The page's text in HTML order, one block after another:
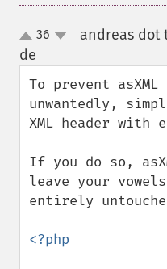
up36
andreas dot
de
To prevent
unwantedly,
XML header with
If you do so,
leave your
entirely
<?php